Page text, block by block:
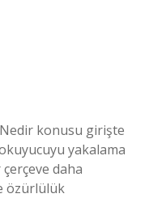
konusu girişte
yakalama
daha
özürlülük